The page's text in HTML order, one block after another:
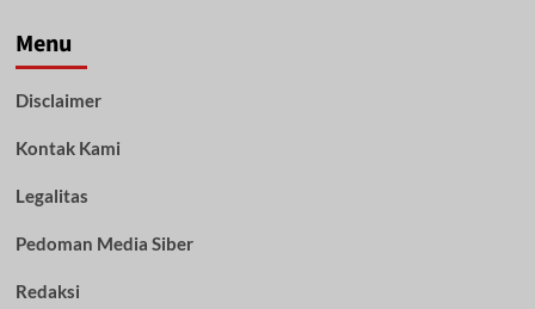
Menu
Disclaimer
Kontak Kami
Legalitas
Pedoman Media Siber
Redaksi